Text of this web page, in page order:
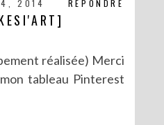
RÉPONDRE
4, 2014
réalisée) Merci
tableau Pinterest